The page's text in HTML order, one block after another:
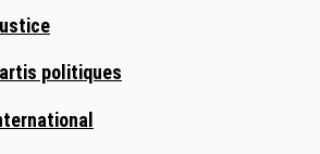
politiques